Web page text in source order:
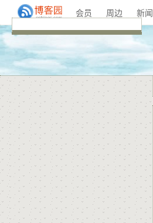
会员 周边 新闻